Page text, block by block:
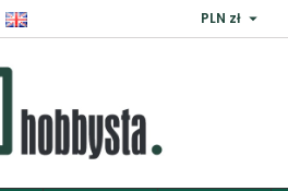
PLN zł 
×
do Schowka, musisz się